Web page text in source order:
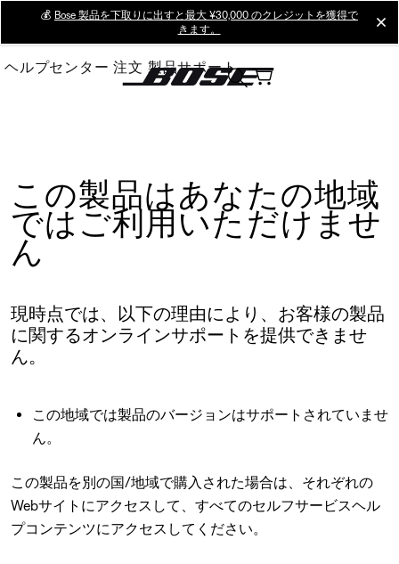
Main
💰 Bose 製品を下取りに出すと最大 ¥30,000 のクレジットを獲得で
きます。
ヘルプセンター 注文 製品サポート
この製品はあなたの地域
ではご利用いただけませ
ん
現時点では、以下の理由により、お客様の製品
に関するオンラインサポートを提供できませ
ん。
この地域では製品のバージョンはサポートされていませ
ん。
この製品を別の国/地域で購入された場合は、それぞれの
Webサイトにアクセスして、すべてのセルフサービスヘル
プコンテンツにアクセスしてください。